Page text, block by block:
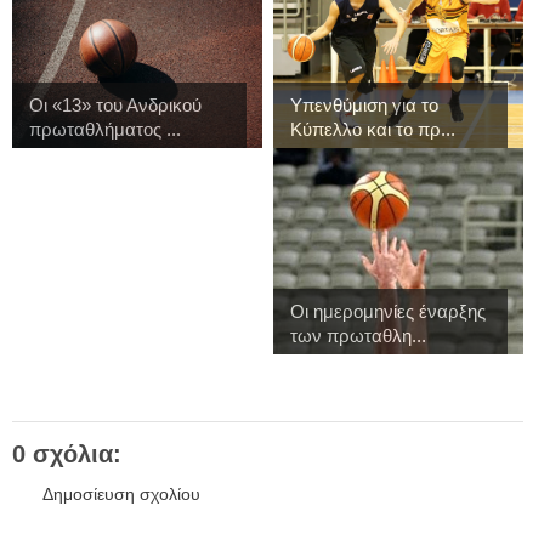
Οι «13» του Ανδρικού
πρωταθλήματος ...
Υπενθύμιση για το
Κύπελλο και το πρ...
Οι ημερομηνίες έναρξης
των πρωταθλη...
0 σχόλια:
Δημοσίευση σχολίου